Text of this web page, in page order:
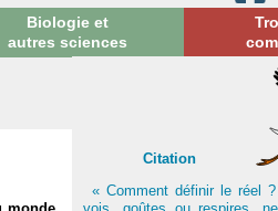
Biologie et
autres sciences
Citation
« Comment définir le réel